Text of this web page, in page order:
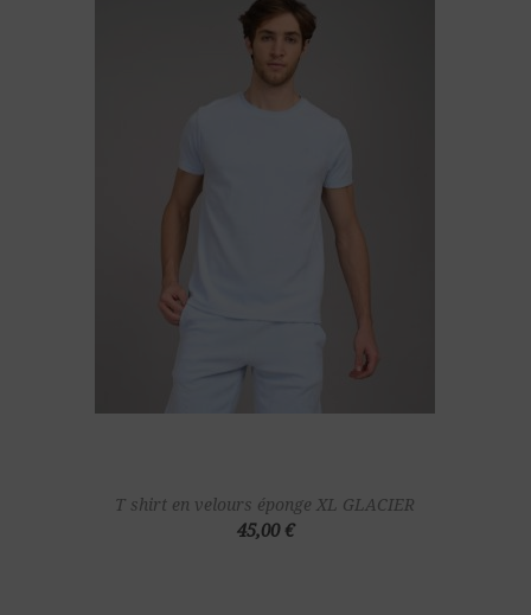
T shirt en velours éponge XL GLACIER
45,00 €